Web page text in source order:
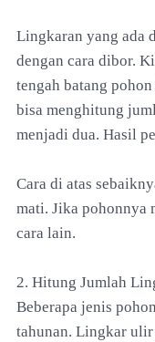
Lingkaran yang ada
dengan cara dibor.
tengah batang
bisa menghitung
menjadi dua. Hasil
Cara di atas
mati. Jika pohonnya
cara lain.
2. Hitung Jumlah
Beberapa jenis
tahunan. Lingkar